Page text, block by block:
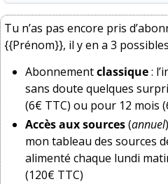
Tu n’as pas encore pris
{{Prénom}}, il y en a 3
Abonnement classique :
sans doute quelques
(6€ TTC) ou pour 12 mois
Accès aux sources (annuel
mon tableau des sources
alimenté chaque lundi
(120€ TTC)